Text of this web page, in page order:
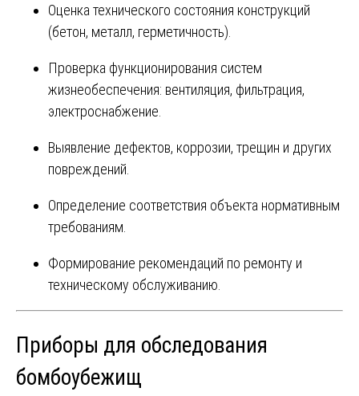
Оценка технического состояния конструкций
(бетон, металл, герметичность).
Проверка функционирования систем
жизнеобеспечения: вентиляция, фильтрация,
электроснабжение.
Выявление дефектов, коррозии, трещин и других
повреждений.
Определение соответствия объекта нормативным
требованиям.
Формирование рекомендаций по ремонту и
техническому обслуживанию.
Приборы для обследования
бомбоубежищ